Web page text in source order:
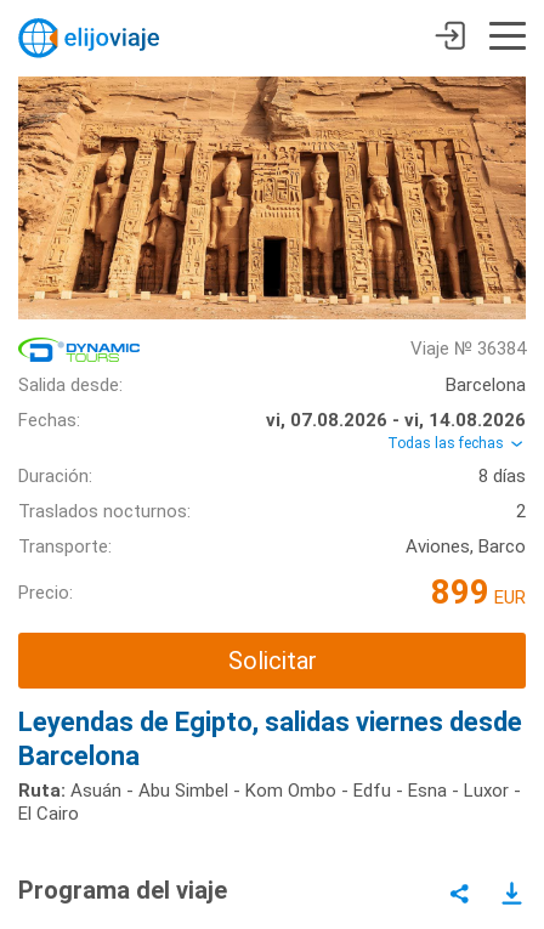
Viaje № 36384
Salida desde:
Barcelona
Fechas:
vi, 07.08.2026 - vi, 14.08.2026
Todas las fechas
Duración:
8 días
Traslados nocturnos:
2
Transporte:
Aviones, Barco
Precio: 899 EUR
Solicitar
Leyendas de Egipto, salidas viernes desde
Barcelona
Ruta: Asuán - Abu Simbel - Kom Ombo - Edfu - Esna - Luxor -
El Cairo
Programa del viaje